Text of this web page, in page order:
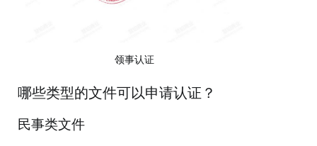
领事认证
哪些类型的文件可以申请认证？
民事类文件